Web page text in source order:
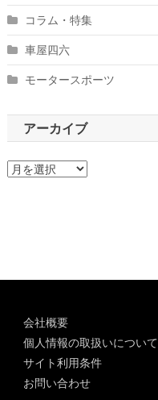
コラム・特集
車屋四六
モータースポーツ
アーカイブ
ア
会社概要
個人情報の取扱いについて
サイト利用条件
お問い合わせ